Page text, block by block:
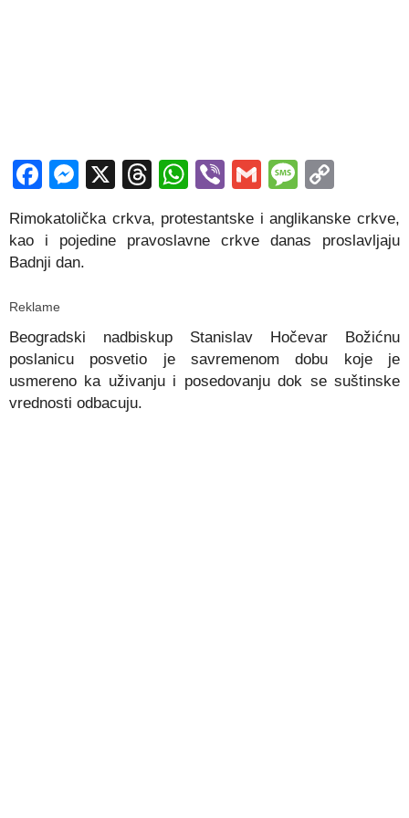
Facebook
Messenger
X Threads
WhatsApp
ViberGmail
Rimokatolička crkva, protestantske i anglikanske crkve,
kao i pojedine pravoslavne crkve danas proslavljaju
Badnji dan.
Reklame
Beogradski nadbiskup Stanislav Hočevar Božićnu
poslanicu posvetio je savremenom dobu koje je
usmereno ka uživanju i posedovanju dok se suštinske
vrednosti odbacuju.